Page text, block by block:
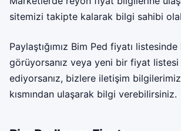
sitemizi takipte kalarak bilgi sahibi
Paylaştığımız Bim Ped fiyatı listesinde
görüyorsanız veya yeni bir fiyat
ediyorsanız, bizlere iletişim
kısmından ulaşarak bilgi verebilirsiniz.